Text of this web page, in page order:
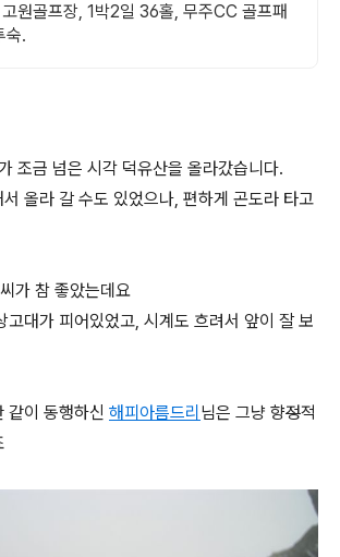
원골프장, 1박2일 36홀, 무주CC 골프패
숙.
조금 넘은 시각 덕유산을 올라갔습니다.
올라 갈 수도 있었으나, 편하게 곤도라 타고
가 참 좋았는데요
고대가 피어있었고, 시계도 흐려서 앞이 잘 보
같이 동행하신 해피아름드리 님은 그냥 향정적